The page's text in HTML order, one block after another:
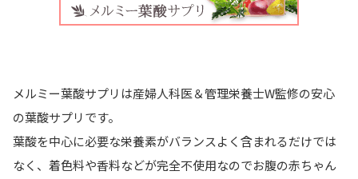
メルミー葉酸サプリは産婦人科医＆管理栄養士W監修の安心
の葉酸サプリです。
葉酸を中心に必要な栄養素がバランスよく含まれるだけでは
なく、着色料や香料などが完全不使用なのでお腹の赤ちゃん